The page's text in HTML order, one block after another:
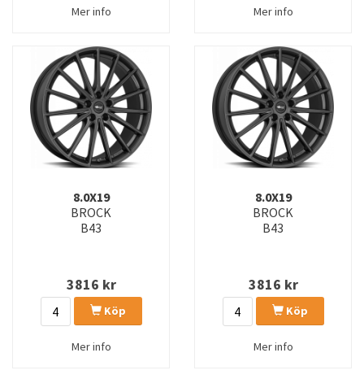
Mer info Mer info
8.0X19
BROCK
B43
3816 kr
Köp
Mer info
8.0X19
BROCK
B43
3816 kr
Köp
Mer info